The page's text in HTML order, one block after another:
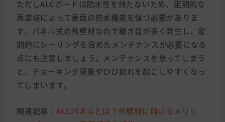
ただしALCボードは防水性を持たないため、定期的な
再塗装によって表面の防水機能を保つ必要がありま
す。パネル式の外壁材なので継ぎ目が多く発生し、定
期的にシーリングを含めたメンテナンスが必要になる
点にも注意しましょう。メンテナンスを怠ってしまう
と、チョーキング現象やひび割れを起こしやすくなっ
てしまいます。
関連記事： ALCパネルとは？外壁材に用いるメリッ